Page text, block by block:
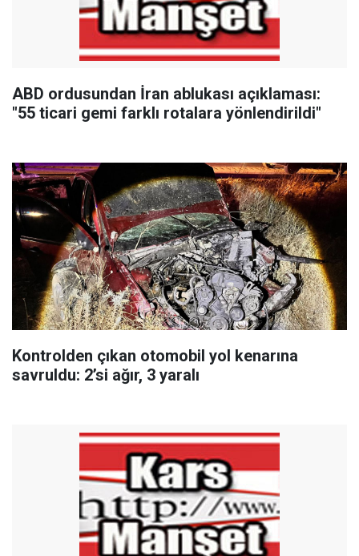
ABD ordusundan İran ablukası açıklaması:
"55 ticari gemi farklı rotalara yönlendirildi"
Kontrolden çıkan otomobil yol kenarına
savruldu: 2’si ağır, 3 yaralı